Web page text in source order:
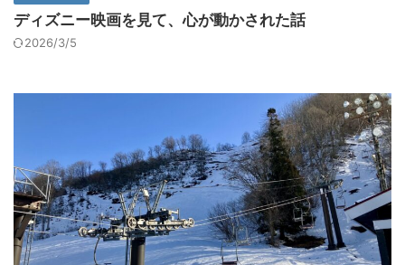
ディズニー映画を見て、心が動かされた話
2026/3/5